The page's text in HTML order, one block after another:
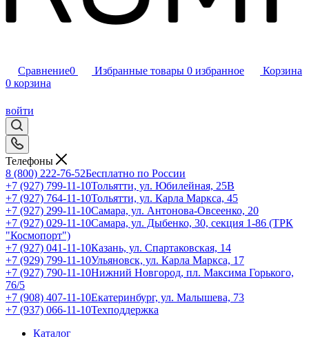
Сравнение0 Избранные товары 0 избранное
Корзина
0 корзина
войти
Телефоны
8 (800) 222-76-52Бесплатно по России
+7 (927) 799-11-10Тольятти, ул. Юбилейная, 25В
+7 (927) 764-11-10Тольятти, ул. Карла Маркса, 45
+7 (927) 299-11-10Самара, ул. Антонова-Овсеенко, 20
+7 (927) 029-11-10Самара, ул. Дыбенко, 30, секция 1-86 (ТРК
"Космопорт")
+7 (927) 041-11-10Казань, ул. Спартаковская, 14
+7 (929) 799-11-10Ульяновск, ул. Карла Маркса, 17
+7 (927) 790-11-10Нижний Новгород, пл. Максима Горького,
76/5
+7 (908) 407-11-10Екатеринбург, ул. Малышева, 73
+7 (937) 066-11-10Техподдержка
Каталог